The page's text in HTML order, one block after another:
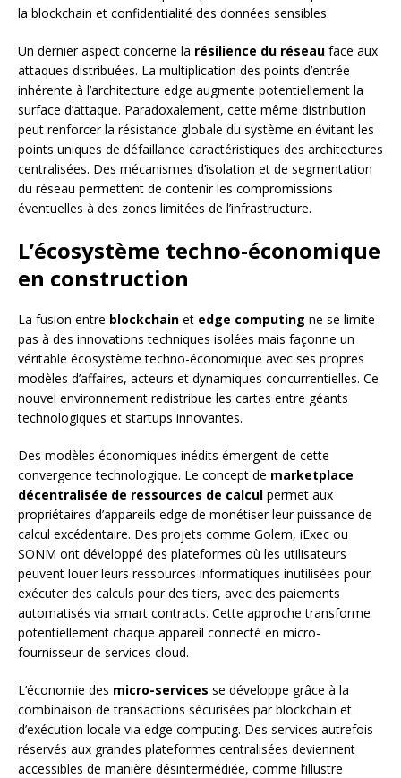
la blockchain et confidentialité des données sensibles.
Un dernier aspect concerne la résilience du réseau face aux
attaques distribuées. La multiplication des points d’entrée
inhérente à l’architecture edge augmente potentiellement la
surface d’attaque. Paradoxalement, cette même distribution
peut renforcer la résistance globale du système en évitant les
points uniques de défaillance caractéristiques des architectures
centralisées. Des mécanismes d’isolation et de segmentation
du réseau permettent de contenir les compromissions
éventuelles à des zones limitées de l’infrastructure.
L’écosystème techno-économique
en construction
La fusion entre blockchain et edge computing ne se limite
pas à des innovations techniques isolées mais façonne un
véritable écosystème techno-économique avec ses propres
modèles d’affaires, acteurs et dynamiques concurrentielles. Ce
nouvel environnement redistribue les cartes entre géants
technologiques et startups innovantes.
Des modèles économiques inédits émergent de cette
convergence technologique. Le concept de marketplace
décentralisée de ressources de calcul permet aux
propriétaires d’appareils edge de monétiser leur puissance de
calcul excédentaire. Des projets comme Golem, iExec ou
SONM ont développé des plateformes où les utilisateurs
peuvent louer leurs ressources informatiques inutilisées pour
exécuter des calculs pour des tiers, avec des paiements
automatisés via smart contracts. Cette approche transforme
potentiellement chaque appareil connecté en micro-
fournisseur de services cloud.
L’économie des micro-services se développe grâce à la
combinaison de transactions sécurisées par blockchain et
d’exécution locale via edge computing. Des services autrefois
réservés aux grandes plateformes centralisées deviennent
accessibles de manière désintermédiée, comme l’illustre